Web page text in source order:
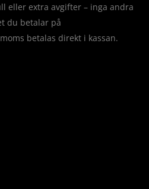
eller extra avgifter – inga andra
du betalar på
betalas direkt i kassan.